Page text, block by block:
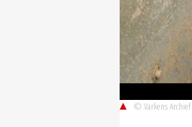
© Varkens Archief